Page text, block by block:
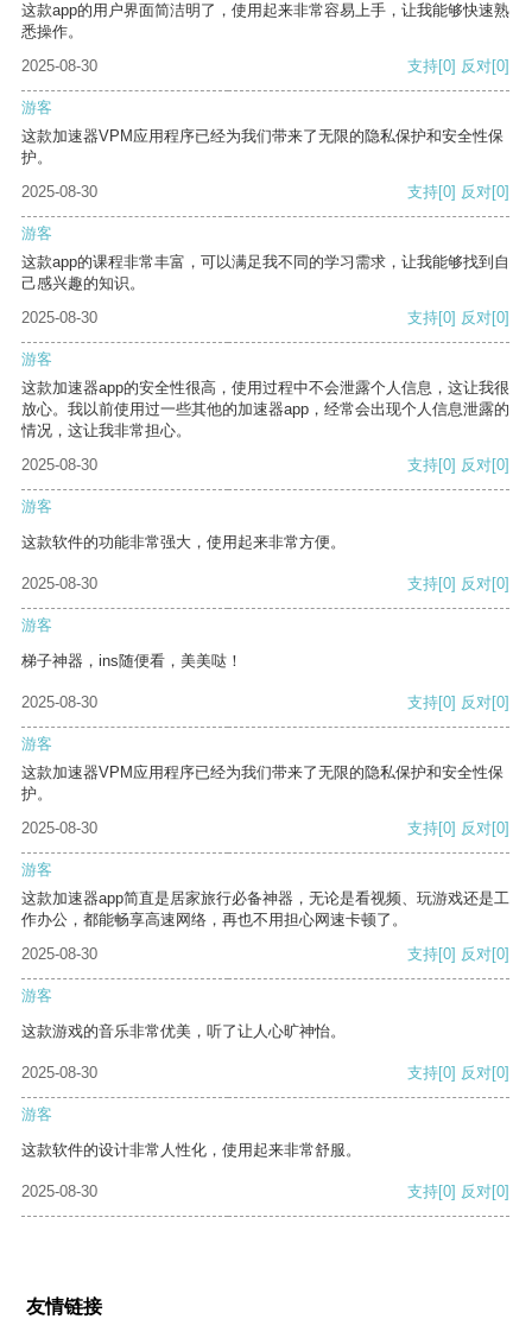
这款app的用户界面简洁明了，使用起来非常容易上手，让我能够快速熟
悉操作。
2025-08-30
支持[0] 反对[0]
游客
这款加速器VPM应用程序已经为我们带来了无限的隐私保护和安全性保
护。
2025-08-30
支持[0] 反对[0]
游客
这款app的课程非常丰富，可以满足我不同的学习需求，让我能够找到自
己感兴趣的知识。
2025-08-30
支持[0] 反对[0]
游客
这款加速器app的安全性很高，使用过程中不会泄露个人信息，这让我很
放心。我以前使用过一些其他的加速器app，经常会出现个人信息泄露的
情况，这让我非常担心。
2025-08-30
支持[0] 反对[0]
游客
这款软件的功能非常强大，使用起来非常方便。
2025-08-30 支持[0] 反对[0]
游客
梯子神器，ins随便看，美美哒！
2025-08-30 支持[0] 反对[0]
游客
这款加速器VPM应用程序已经为我们带来了无限的隐私保护和安全性保
护。
2025-08-30
支持[0] 反对[0]
游客
这款加速器app简直是居家旅行必备神器，无论是看视频、玩游戏还是工
作办公，都能畅享高速网络，再也不用担心网速卡顿了。
2025-08-30
支持[0] 反对[0]
游客
这款游戏的音乐非常优美，听了让人心旷神怡。
2025-08-30 支持[0] 反对[0]
游客
这款软件的设计非常人性化，使用起来非常舒服。
2025-08-30 支持[0] 反对[0]
友情链接